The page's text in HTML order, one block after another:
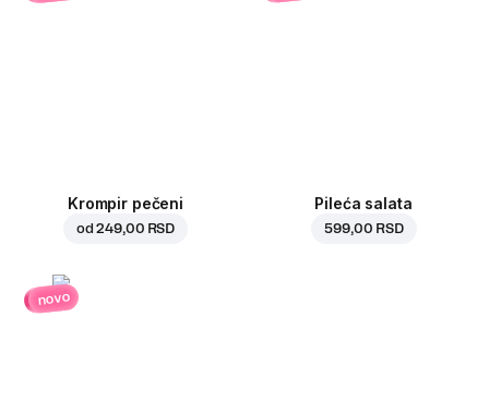
Krompir pečeni
od249,00 RSD
Pileća salata
599,00 RSD
novo